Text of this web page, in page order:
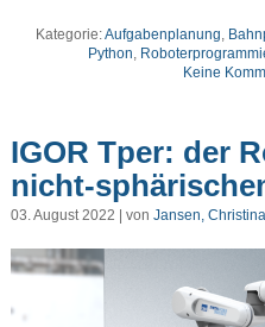
Kategorie:Aufgabenplanung,
Python,
Keine
IGOR Tper: der
nicht-
03. August 2022 | von Jansen, Christina